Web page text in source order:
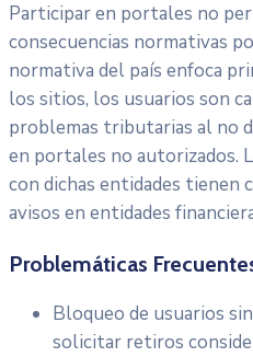
Participar en portales no
consecuencias normativas
normativa del país enfoca
los sitios, los usuarios son
problemas tributarias al no
en portales no autorizados.
con dichas entidades tienen
avisos en entidades
Problemáticas
Bloqueo de usuarios
solicitar retiros